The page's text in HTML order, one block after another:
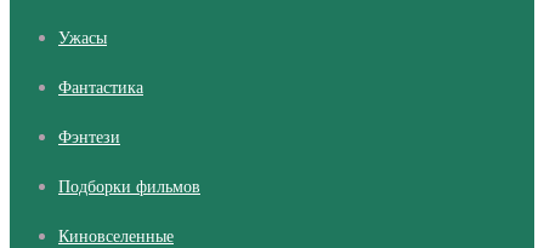
Ужасы
Фантастика
Фэнтези
Подборки фильмов
Киновселенные